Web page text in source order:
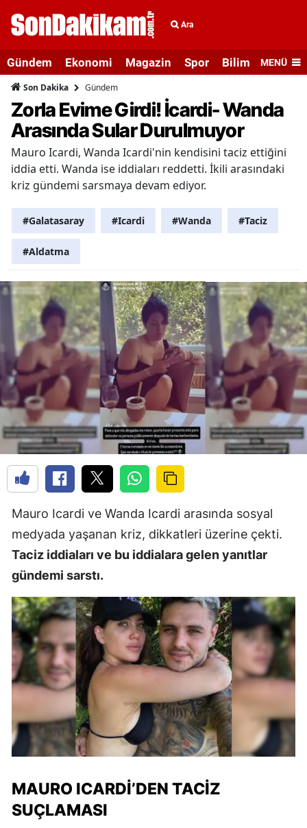
Ara
Gündem Ekonomi Magazin Spor Bilim veMENÜ
Son Dakika Gündem
Zorla Evime Girdi! İcardi- Wanda
Arasında Sular Durulmuyor
Mauro Icardi, Wanda Icardi'nin kendisini taciz ettiğini
iddia etti. Wanda ise iddiaları reddetti. İkili arasındaki
kriz gündemi sarsmaya devam ediyor.
#Galatasaray #Icardi #Wanda #Taciz
#Aldatma
Mauro Icardi ve Wanda Icardi arasında sosyal
medyada yaşanan kriz, dikkatleri üzerine çekti.
Taciz iddiaları ve bu iddialara gelen yanıtlar
gündemi sarstı.
MAURO ICARDI’DEN TACIZ
SUÇLAMASI